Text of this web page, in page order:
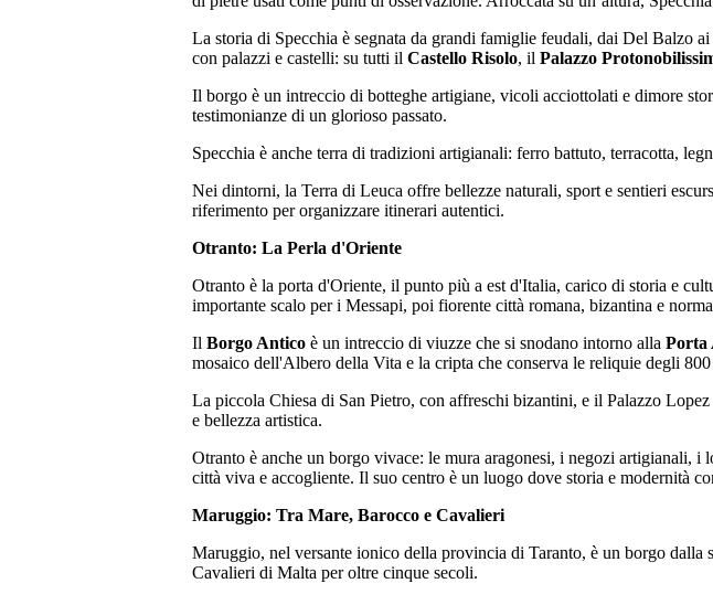
La storia di Specchia è segnata da grandi famiglie feudali, dai Del Balzo
con palazzi e castelli: su tutti il Castello Risolo, il Palazzo
Il borgo è un intreccio di botteghe artigiane, vicoli acciottolati e dimore
testimonianze di un glorioso passato.
Specchia è anche terra di tradizioni artigianali: ferro battuto, terracotta,
Nei dintorni, la Terra di Leuca offre bellezze naturali, sport e sentieri
riferimento per organizzare itinerari autentici.
Otranto: La Perla d'Oriente
Otranto è la porta d'Oriente, il punto più a est d'Italia, carico di storia e
importante scalo per i Messapi, poi fiorente città romana, bizantina e
Il Borgo Antico è un intreccio di viuzze che si snodano intorno alla Porta
mosaico dell'Albero della Vita e la cripta che conserva le reliquie degli
La piccola Chiesa di San Pietro, con affreschi bizantini, e il Palazzo
e bellezza artistica.
Otranto è anche un borgo vivace: le mura aragonesi, i negozi artigianali,
città viva e accogliente. Il suo centro è un luogo dove storia e modernità
Maruggio: Tra Mare, Barocco e Cavalieri
Maruggio, nel versante ionico della provincia di Taranto, è un borgo
Cavalieri di Malta per oltre cinque secoli.